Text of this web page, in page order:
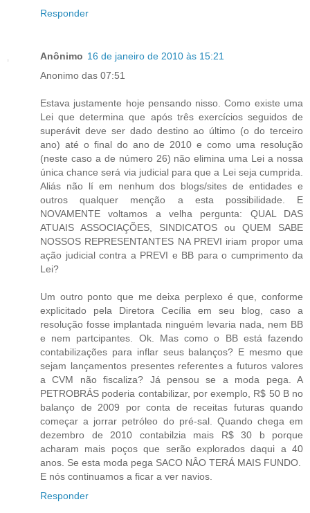
Responder
Anônimo 16 de janeiro de 2010 às 15:21
Anonimo das 07:51
Estava justamente hoje pensando nisso. Como existe uma
Lei que determina que após três exercícios seguidos de
superávit deve ser dado destino ao último (o do terceiro
ano) até o final do ano de 2010 e como uma resolução
(neste caso a de número 26) não elimina uma Lei a nossa
única chance será via judicial para que a Lei seja cumprida.
Aliás não lí em nenhum dos blogs/sites de entidades e
outros qualquer menção a esta possibilidade. E
NOVAMENTE voltamos a velha pergunta: QUAL DAS
ATUAIS ASSOCIAÇÕES, SINDICATOS ou QUEM SABE
NOSSOS REPRESENTANTES NA PREVI iriam propor uma
ação judicial contra a PREVI e BB para o cumprimento da
Lei?
Um outro ponto que me deixa perplexo é que, conforme
explicitado pela Diretora Cecília em seu blog, caso a
resolução fosse implantada ninguém levaria nada, nem BB
e nem partcipantes. Ok. Mas como o BB está fazendo
contabilizações para inflar seus balanços? E mesmo que
sejam lançamentos presentes referentes a futuros valores
a CVM não fiscaliza? Já pensou se a moda pega. A
PETROBRÁS poderia contabilizar, por exemplo, R$ 50 B no
balanço de 2009 por conta de receitas futuras quando
começar a jorrar petróleo do pré-sal. Quando chega em
dezembro de 2010 contabilzia mais R$ 30 b porque
acharam mais poços que serão explorados daqui a 40
anos. Se esta moda pega SACO NÂO TERÁ MAIS FUNDO.
E nós continuamos a ficar a ver navios.
Responder